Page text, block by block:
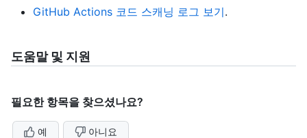
GitHub Actions 코드 스캐닝 로그 보기.
도움말 및 지원
필요한 항목을 찾으셨나요?
예 아니요